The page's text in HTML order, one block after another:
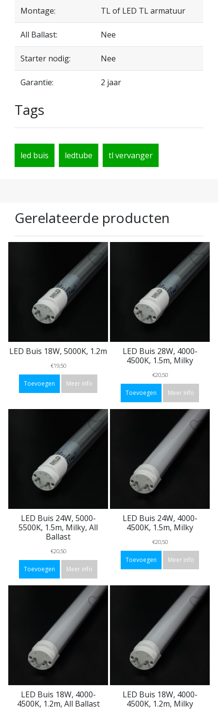
Montage: TL of LED TL armatuur
All Ballast: Nee
Starter nodig: Nee
Garantie: 2 jaar
Tags
led buis ledtube tl vervanger
Gerelateerde producten
LED Buis 18W, 5000K, 1.2m
€19,50
Toevoegen Meer info
LED Buis 28W, 4000-
4500K, 1.5m, Milky
€20,50
Toevoegen Meer info
LED Buis 24W, 5000-
5500K, 1.5m, Milky, All
Ballast
€20,50
Toevoegen Meer info
LED Buis 24W, 4000-
4500K, 1.5m, Milky
€20,50
Toevoegen Meer info
LED Buis 18W, 4000-
4500K, 1.2m, All Ballast
LED Buis 18W, 4000-
4500K, 1.2m, Milky